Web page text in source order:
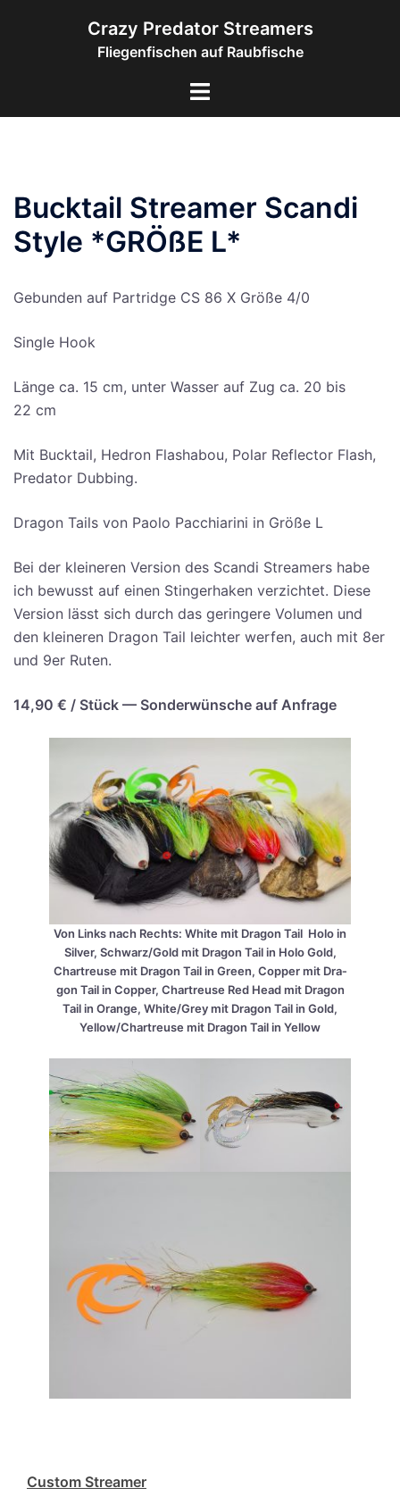
Crazy Predator Streamers
Fliegenfischen auf Raubfische
Menü
Bucktail Streamer Scandi
Style *GRÖßE L*
Gebun­den auf Par­tridge CS 86 X Grö­ße 4/0
Sin­gle Hook
Län­ge ca. 15 cm, unter Was­ser auf Zug ca. 20 bis
22 cm
Mit Buck­tail, Hedron Flas­h­ab­ou, Polar Reflec­tor Flash,
Pre­da­tor Dubbing.
Dra­gon Tails von Pao­lo Pac­chia­ri­ni in Grö­ße L
Bei der klei­ne­ren Ver­si­on des Scan­di Strea­mers habe
ich bewusst auf einen Stin­ger­ha­ken ver­zich­tet. Die­se
Ver­si­on lässt sich durch das gerin­ge­re Volu­men und
den klei­ne­ren Dra­gon Tail leich­ter wer­fen, auch mit 8er
und 9er Ruten.
14,90 € / Stück — Son­der­wün­sche auf Anfrage
Von Links nach Rechts: White mit Dra­gon Tail Holo in
Sil­ver, Schwarz/Gold mit Dra­gon Tail in Holo Gold,
Chartreu­se mit Dra­gon Tail in Green, Cop­per mit Dra­
gon Tail in Cop­per, Chartreu­se Red Head mit Dra­gon
Tail in Oran­ge, White/Grey mit Dra­gon Tail in Gold,
Yellow/Chartreuse mit Dra­gon Tail in Yellow
Cus­tom Streamer